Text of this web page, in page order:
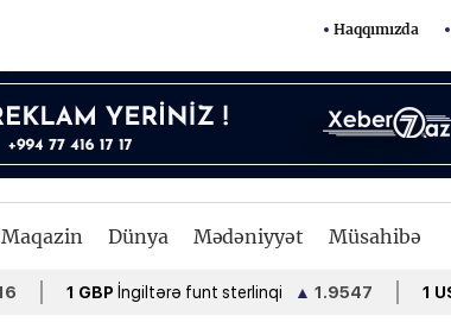
Haqqımızda
Maqazin Dünya Mədəniyyət Müsahibə
1 GBP İngiltərə funt sterlinqi ▲1.9547 1 USD